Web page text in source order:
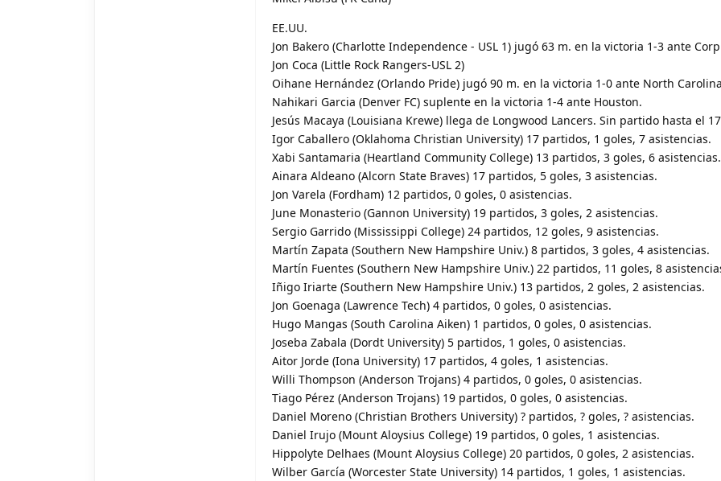
EE.UU.
Jon Bakero (Charlotte Independence - USL 1) jugó 63 m. en la victoria 1-3 ante
Jon Coca (Little Rock Rangers-USL 2)
Oihane Hernández (Orlando Pride) jugó 90 m. en la victoria 1-0 ante North
Nahikari Garcia (Denver FC) suplente en la victoria 1-4 ante Houston.
Jesús Macaya (Louisiana Krewe) llega de Longwood Lancers. Sin partido hasta el
Igor Caballero (Oklahoma Christian University) 17 partidos, 1 goles, 7 asistencias.
Xabi Santamaria (Heartland Community College) 13 partidos, 3 goles, 6 asistencias.
Ainara Aldeano (Alcorn State Braves) 17 partidos, 5 goles, 3 asistencias.
Jon Varela (Fordham) 12 partidos, 0 goles, 0 asistencias.
June Monasterio (Gannon University) 19 partidos, 3 goles, 2 asistencias.
Sergio Garrido (Mississippi College) 24 partidos, 12 goles, 9 asistencias.
Martín Zapata (Southern New Hampshire Univ.) 8 partidos, 3 goles, 4 asistencias.
Martín Fuentes (Southern New Hampshire Univ.) 22 partidos, 11 goles, 8
Iñigo Iriarte (Southern New Hampshire Univ.) 13 partidos, 2 goles, 2 asistencias.
Jon Goenaga (Lawrence Tech) 4 partidos, 0 goles, 0 asistencias.
Hugo Mangas (South Carolina Aiken) 1 partidos, 0 goles, 0 asistencias.
Joseba Zabala (Dordt University) 5 partidos, 1 goles, 0 asistencias.
Aitor Jorde (Iona University) 17 partidos, 4 goles, 1 asistencias.
Willi Thompson (Anderson Trojans) 4 partidos, 0 goles, 0 asistencias.
Tiago Pérez (Anderson Trojans) 19 partidos, 0 goles, 0 asistencias.
Daniel Moreno (Christian Brothers University) ? partidos, ? goles, ? asistencias.
Daniel Irujo (Mount Aloysius College) 19 partidos, 0 goles, 1 asistencias.
Hippolyte Delhaes (Mount Aloysius College) 20 partidos, 0 goles, 2 asistencias.
Wilber García (Worcester State University) 14 partidos, 1 goles, 1 asistencias.